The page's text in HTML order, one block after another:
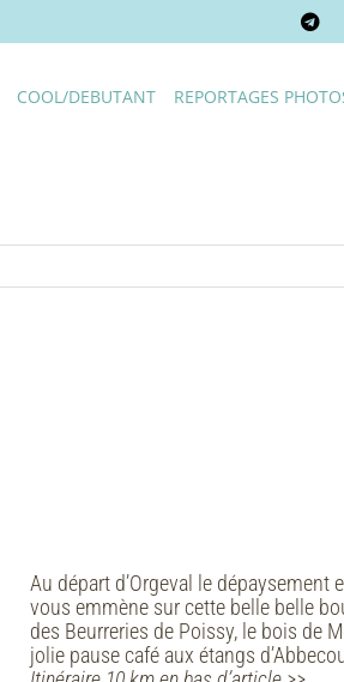
COOL/DEBUTANT REPORTAGES
Au départ d’Orgeval le dépaysement
vous emmène sur cette belle belle
des Beurreries de Poissy, le bois de
jolie pause café aux étangs